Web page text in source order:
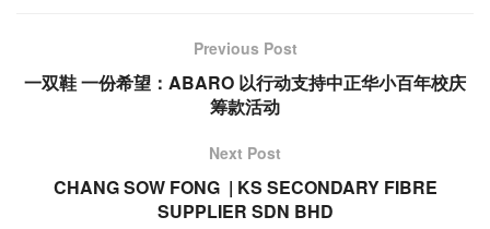
Previous Post
一双鞋 一份希望：ABARO 以行动支持中正华小百年校庆
筹款活动
Next Post
CHANG SOW FONG | KS SECONDARY FIBRE
SUPPLIER SDN BHD